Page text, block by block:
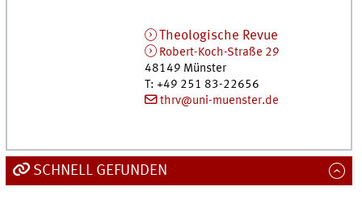
Theologische Revue
Robert-Koch-Straße 29
48149 Münster
T: +49 251 83-22656
thrv@uni-muenster.de
SCHNELL GEFUNDEN